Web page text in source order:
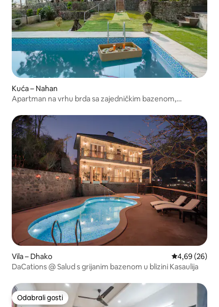
Kuća – Nahan
Apartman na vrhu brda sa zajedničkim bazenom,
Vila – Dhako Prosječna
4,69 (26)
DaCations @ Salud s grijanim bazenom u blizini Kasaulija
Odabrali gosti
Odabrali gosti